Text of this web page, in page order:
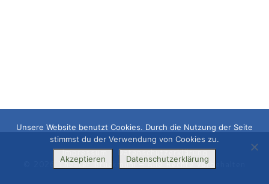
Impressum| Datenschutzerklärung
Theater Bruckmühl– Alle Rechte vorbehalten
Unsere Website benutzt Cookies. Durch die Nutzung der Seite
stimmst du der Verwendung von Cookies zu.
Akzeptieren Datenschutzerklärung